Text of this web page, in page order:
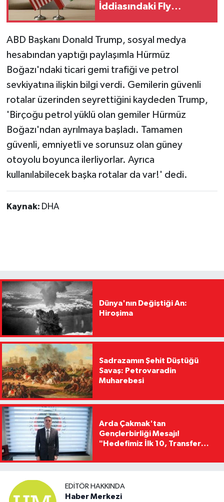
İddiasındaki Fly
ABD Başkanı Donald Trump, sosyal medya
hesabından yaptığı paylaşımla Hürmüz
Boğazı'ndaki ticari gemi trafiği ve petrol
sevkiyatına ilişkin bilgi verdi. Gemilerin güvenli
rotalar üzerinden seyrettiğini kaydeden Trump,
'Birçoğu petrol yüklü olan gemiler Hürmüz
Boğazı'ndan ayrılmaya başladı. Tamamen
güvenli, emniyetli ve sorunsuz olan güney
otoyolu boyunca ilerliyorlar. Ayrıca
kullanılabilecek başka rotalar da var!' dedi.
Kaynak: DHA
Dünya'nın Değiştiği An:
Hiroşima
Sadrazamın Şehit Düştüğü
Savaş: Petrovaradin
Muharebesi
Arda Çakmak'tan
Gençlerbirliği Mesajı!
"Hedefimiz İlk 10, Transfer
Kaldıracağız"
EDITÖR HAKKINDA
Haber Merkezi